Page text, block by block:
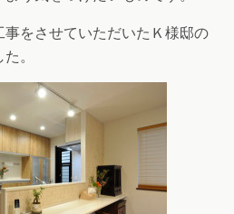
をさせていただいたＫ様邸の
。